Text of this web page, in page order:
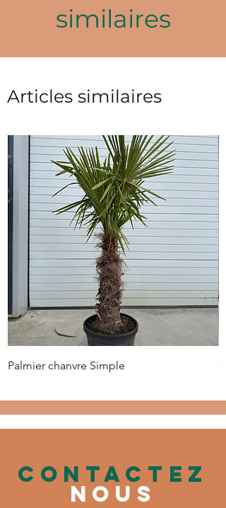
similaires
Articles similaires
Palmier chanvre Simple
CONTACTez
nous